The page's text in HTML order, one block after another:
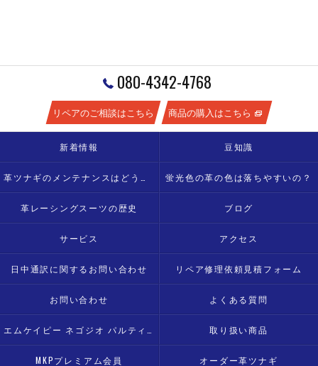
080-4342-4768
リペアのご相談はこちら 商品の購入はこちら
新着情報 豆知識
蛍光色の革の色は落ちやすいの？
革レーシングスーツの歴史 ブログ
サービス アクセス
日中通訳に関するお問い合わせ リペア修理依頼見積フォーム
お問い合わせ よくある質問
取り扱い商品
MKPプレミアム会員 オーダー革ツナギ